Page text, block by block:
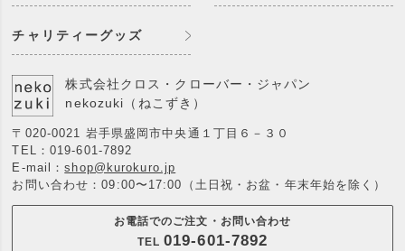
チャリティーグッズ
株式会社クロス・クローバー・ジャパン
nekozuki（ねこずき）
〒020-0021 岩手県盛岡市中央通１丁目６－３０
TEL： 019-601-7892
E-mail：shop@kurokuro.jp
お問い合わせ：09:00〜17:00（土日祝・お盆・年末年始を除く）
お電話でのご注文・お問い合わせ
TEL 019-601-7892